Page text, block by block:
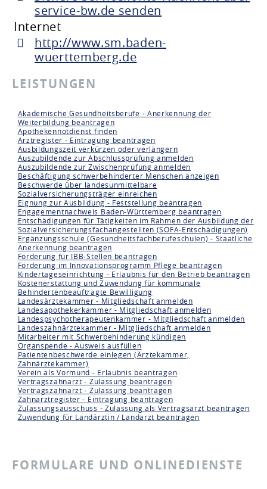
service-bw.de senden
Internet
http://www.sm.baden-
wuerttemberg.de
LEISTUNGEN
Akademische Gesundheitsberufe - Anerkennung der
Weiterbildung beantragen
Apothekennotdienst finden
Arztregister - Eintragung beantragen
Ausbildungszeit verkürzen oder verlängern
Auszubildende zur Abschlussprüfung anmelden
Auszubildende zur Zwischenprüfung anmelden
Beschäftigung schwerbehinderter Menschen anzeigen
Beschwerde über landesunmittelbare
Sozialversicherungsträger einreichen
Eignung zur Ausbildung - Feststellung beantragen
Engagementnachweis Baden-Württemberg beantragen
Entschädigungen für Tätigkeiten im Rahmen der Ausbildung der
Sozialversicherungsfachangestellten (SOFA-Entschädigungen)
Ergänzungsschule (Gesundheitsfachberufeschulen) - Staatliche
Anerkennung beantragen
Förderung für IBB-Stellen beantragen
Förderung im Innovationsprogramm Pflege beantragen
Kindertageseinrichtung - Erlaubnis für den Betrieb beantragen
Kostenerstattung und Zuwendung für kommunale
Behindertenbeauftragte Bewilligung
Landesärztekammer - Mitgliedschaft anmelden
Landesapothekerkammer - Mitgliedschaft anmelden
Landespsychotherapeutenkammer - Mitgliedschaft anmelden
Landeszahnärztekammer - Mitgliedschaft anmelden
Mitarbeiter mit Schwerbehinderung kündigen
Organspende - Ausweis ausfüllen
Patientenbeschwerde einlegen (Ärztekammer,
Zahnärztekammer)
Verein als Vormund - Erlaubnis beantragen
Vertragszahnarzt - Zulassung beantragen
Vertragszahnarzt - Zulassung beantragen
Zahnarztregister - Eintragung beantragen
Zulassungsausschuss - Zulassung als Vertragsarzt beantragen
Zuwendung für Landärztin / Landarzt beantragen
FORMULARE UND ONLINEDIENSTE